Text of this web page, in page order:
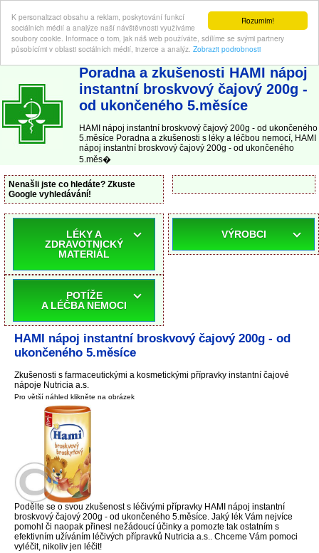
Rozumím!
K personalizaci obsahu a reklam, poskytování funkcí
sociálních médií a analýze naší návštěvnosti využíváme
soubory cookie. Informace o tom, jak náš web používáte, sdílíme se svými partnery
působícími v oblasti sociálních médií, inzerce a analýz. Zobrazit podrobnosti
ABC-LEKARNA.cz | Poradna a zkušenosti s léky a léčbou nemocí
Poradna a zkušenosti HAMI nápoj
instantní broskvový čajový 200g -
od ukončeného 5.měsíce
HAMI nápoj instantní broskvový čajový 200g - od ukončeného
5.měsíce Poradna a zkušenosti s léky a léčbou nemocí, HAMI
nápoj instantní broskvový čajový 200g - od ukončeného
5.měs�
Nenašli jste co hledáte? Zkuste
Google vyhledávání!
LÉKY A
ZDRAVOTNICKÝ
MATERIÁL
POTÍŽE
A LÉČBA NEMOCI
VÝROBCI
HAMI nápoj instantní broskvový čajový 200g - od
ukončeného 5.měsíce
Zkušenosti s farmaceutickými a kosmetickými přípravky instantní čajové
nápoje Nutricia a.s.
Pro větší náhled klikněte na obrázek
Podělte se o svou zkušenost s léčivými přípravky HAMI nápoj instantní
broskvový čajový 200g - od ukončeného 5.měsíce. Jaký lék Vám nejvíce
pomohl či naopak přinesl nežádoucí účinky a pomozte tak ostatním s
efektivním užíváním léčivých přípravků Nutricia a.s.. Chceme Vám pomoci
vyléčit, nikoliv jen léčit!